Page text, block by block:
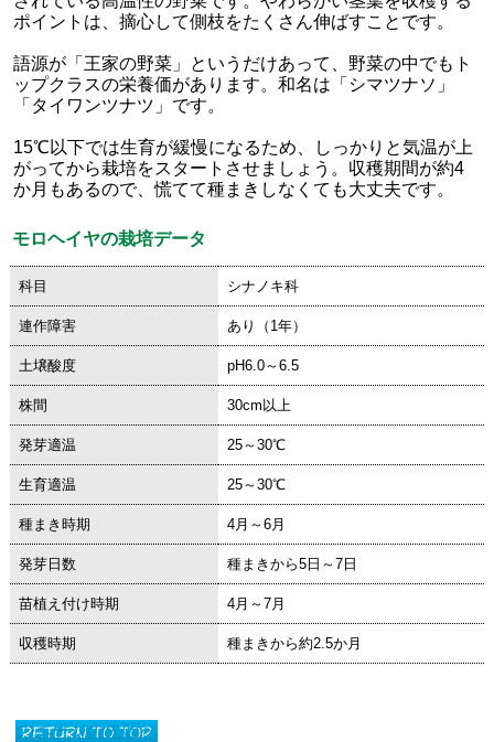
ポイントは、摘心して側枝をたくさん伸ばすことです。
語源が「王家の野菜」というだけあって、野菜の中でもト
ップクラスの栄養価があります。和名は「シマツナソ」
「タイワンツナツ」です。
15℃以下では生育が緩慢になるため、しっかりと気温が上
がってから栽培をスタートさせましょう。収穫期間が約4
か月もあるので、慌てて種まきしなくても大丈夫です。
モロヘイヤの栽培データ
科目 シナノキ科
連作障害 あり（1年）
土壌酸度 pH6.0～6.5
株間 30cm以上
発芽適温 25～30℃
生育適温 25～30℃
種まき時期 4月～6月
発芽日数 種まきから5日～7日
苗植え付け時期 4月～7月
収穫時期 種まきから約2.5か月
のページの先頭へ